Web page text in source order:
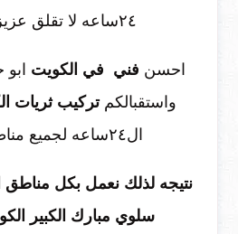
٢٤ساعه لا تقلق عزيزي العميل
احسن فني في الكويت
واستقبالكمتركيب ثريات
ال٢٤ساعه لجميع مناطق الكويت
نتيجه لذلك نعمل بكل
سلوي مبارك الكبير